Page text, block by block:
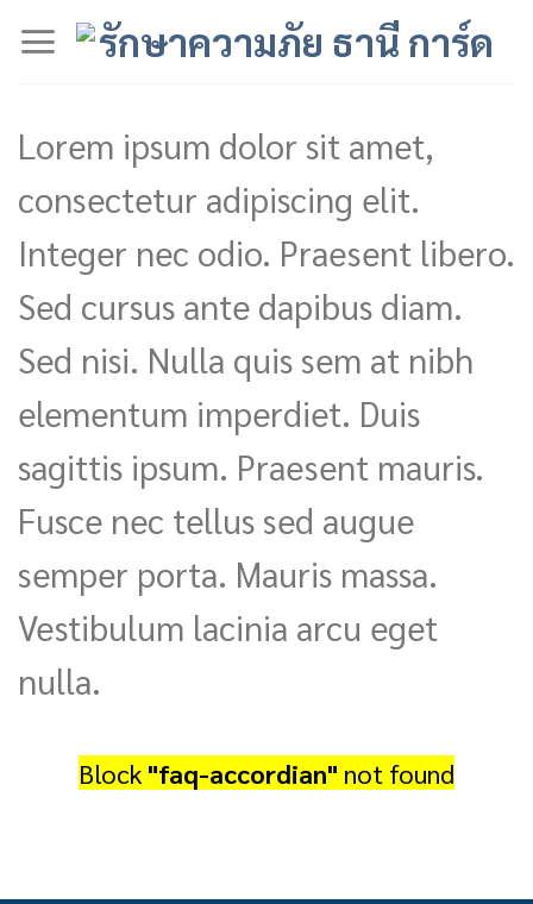
to
Lorem ipsum dolor sit amet,
consectetur adipiscing elit.
Integer nec odio. Praesent libero.
Sed cursus ante dapibus diam.
Sed nisi. Nulla quis sem at nibh
elementum imperdiet. Duis
sagittis ipsum. Praesent mauris.
Fusce nec tellus sed augue
semper porta. Mauris massa.
Vestibulum lacinia arcu eget
nulla.
Block "faq-accordian" not found